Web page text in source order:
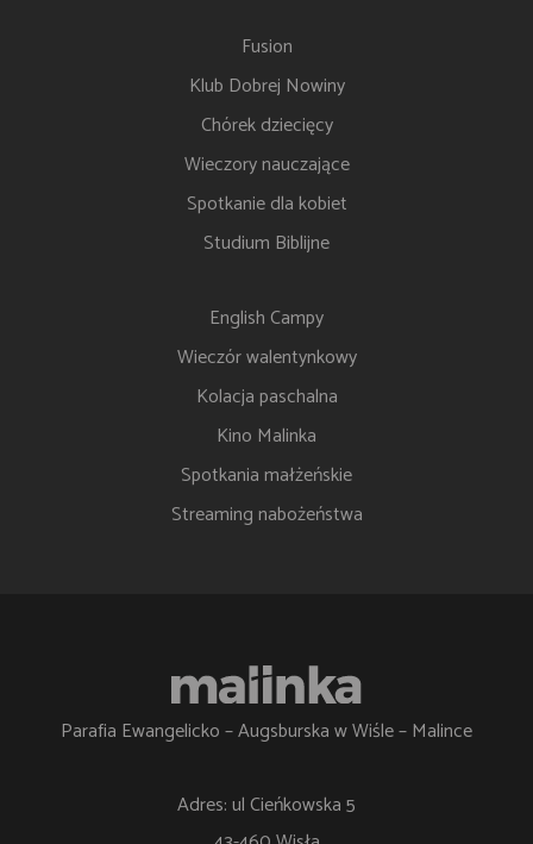
Fusion
Klub Dobrej Nowiny
Chórek dziecięcy
Wieczory nauczające
Spotkanie dla kobiet
Studium Biblijne
English Campy
Wieczór walentynkowy
Kolacja paschalna
Kino Malinka
Spotkania małżeńskie
Streaming nabożeństwa
Parafia Ewangelicko – Augsburska w Wiśle – Malince
Adres: ul Cieńkowska 5